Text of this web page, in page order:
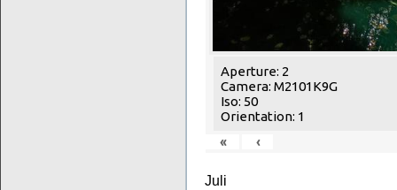
Aperture: 2
Camera: M2101K9G
Iso: 50
Orientation: 1
«
‹
Juli